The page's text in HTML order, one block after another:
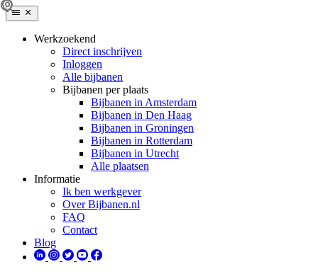
Werkzoekend
Direct inschrijven
Inloggen
Alle bijbanen
Bijbanen per plaats
Bijbanen in Amsterdam
Bijbanen in Den Haag
Bijbanen in Groningen
Bijbanen in Rotterdam
Bijbanen in Utrecht
Alle plaatsen
Informatie
Ik ben werkgever
Over Bijbanen.nl
FAQ
Contact
Blog